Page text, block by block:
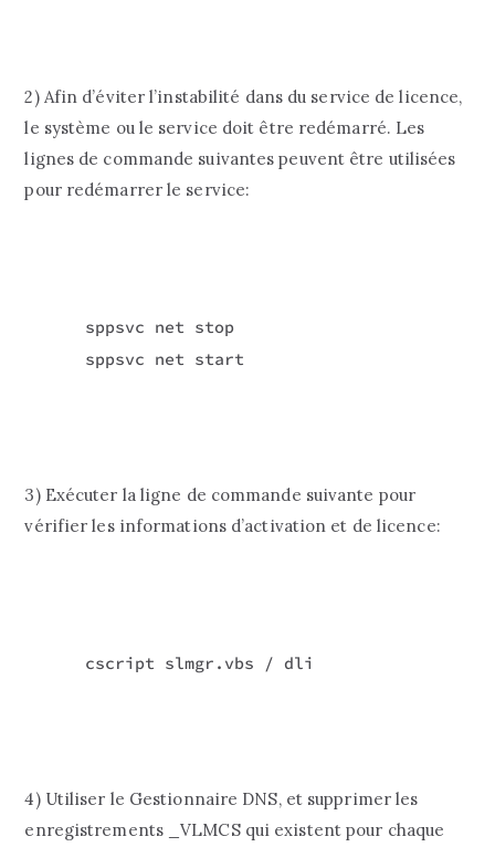
2) Afin d’éviter l’instabilité dans du service de licence,
le système ou le service doit être redémarré. Les
lignes de commande suivantes peuvent être utilisées
pour redémarrer le service:
sppsvc net stop
sppsvc net start
3) Exécuter la ligne de commande suivante pour
vérifier les informations d’activation et de licence:
cscript slmgr.vbs / dli
4) Utiliser le Gestionnaire DNS, et supprimer les
enregistrements _VLMCS qui existent pour chaque